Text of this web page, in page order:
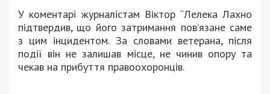
У коментарі журналістам Віктор “Лелека Лахно
підтвердив, що його затримання пов’язане саме
з цим інцидентом. За словами ветерана, після
події він не залишав місце, не чинив опору та
чекав на прибуття правоохоронців.